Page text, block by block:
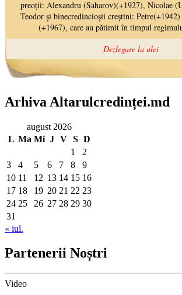
Arhiva Altarulcredinței.md
august 2026
L Ma Mi J V S D
1
2
3
4 5 6 7 8
9
10 11 12 13 14 15 16
17 18 19 20 21 22 23
24 25 26 27 28 29 30
31
« iul.
Partenerii Noștri
Video